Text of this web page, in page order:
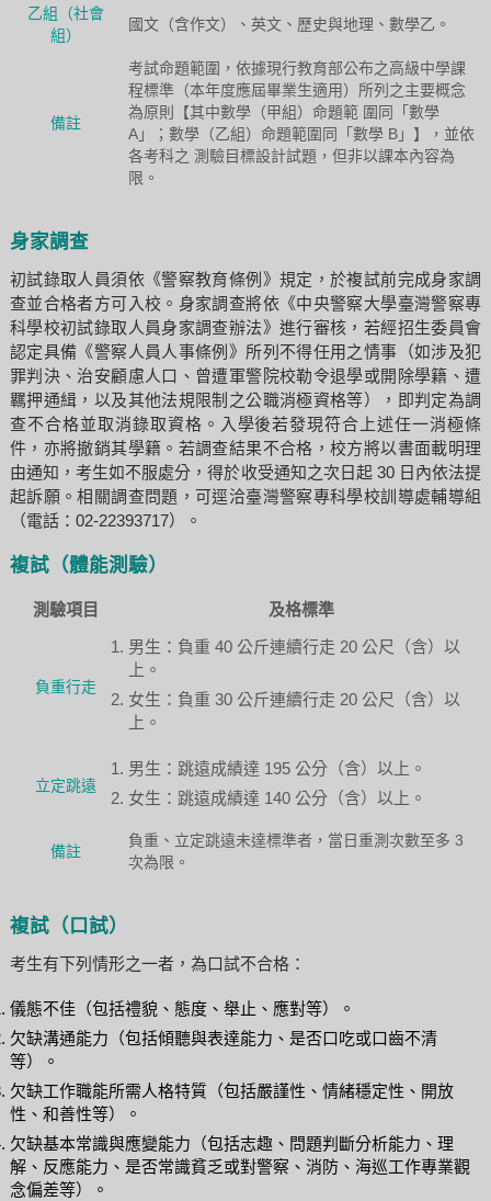
乙組（社會
組）
國文（含作文）、英文、歷史與地理、數學乙。
備註
考試命題範圍，依據現行教育部公布之高級中學課
程標準（本年度應屆畢業生適用）所列之主要概念
為原則【其中數學（甲組）命題範 圍同「數學
A」；數學（乙組）命題範圍同「數學 B」】，並依
各考科之 測驗目標設計試題，但非以課本內容為
限。
身家調查
初試錄取人員須依《警察教育條例》規定，於複試前完成身家調
查並合格者方可入校。身家調查將依《中央警察大學臺灣警察專
科學校初試錄取人員身家調查辦法》進行審核，若經招生委員會
認定具備《警察人員人事條例》所列不得任用之情事（如涉及犯
罪判決、治安顧慮人口、曾遭軍警院校勒令退學或開除學籍、遭
羈押通緝，以及其他法規限制之公職消極資格等），即判定為調
查不合格並取消錄取資格。入學後若發現符合上述任一消極條
件，亦將撤銷其學籍。若調查結果不合格，校方將以書面載明理
由通知，考生如不服處分，得於收受通知之次日起 30 日內依法提
起訴願。相關調查問題，可逕洽臺灣警察專科學校訓導處輔導組
（電話：02-22393717）。
複試（體能測驗）
測驗項目 及格標準
負重行走
男生：負重 40 公斤連續行走 20 公尺（含）以
上。
女生：負重 30 公斤連續行走 20 公尺（含）以
上。
立定跳遠
男生：跳遠成績達 195 公分（含）以上。
女生：跳遠成績達 140 公分（含）以上。
備註
負重、立定跳遠未達標準者，當日重測次數至多 3
次為限。
複試（口試）
考生有下列情形之一者，為口試不合格：
儀態不佳（包括禮貌、態度、舉止、應對等）。
欠缺溝通能力（包括傾聽與表達能力、是否口吃或口齒不清
等）。
欠缺工作職能所需人格特質（包括嚴謹性、情緒穩定性、開放
性、和善性等）。
欠缺基本常識與應變能力（包括志趣、問題判斷分析能力、理
解、反應能力、是否常識貧乏或對警察、消防、海巡工作專業觀
念偏差等）。